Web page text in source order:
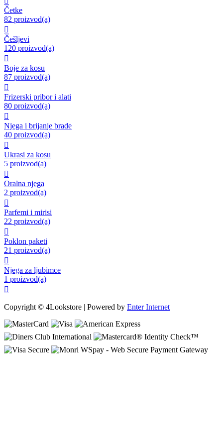
Četke
82 proizvod(a)

Češljevi
120 proizvod(a)

Boje za kosu
87 proizvod(a)

Frizerski pribor i alati
80 proizvod(a)

Njega i brijanje brade
40 proizvod(a)

Ukrasi za kosu
5 proizvod(a)

Oralna njega
2 proizvod(a)

Parfemi i mirisi
22 proizvod(a)

Poklon paketi
21 proizvod(a)

Njega za ljubimce
1 proizvod(a)

Copyright © 4Lookstore | Powered by Enter Internet